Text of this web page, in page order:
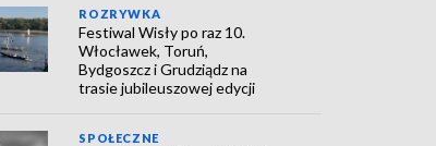
ROZRYWKA
Festiwal Wisły po raz 10.
Włocławek, Toruń,
Bydgoszcz i Grudziądz na
trasie jubileuszowej edycji
SPOŁECZNE